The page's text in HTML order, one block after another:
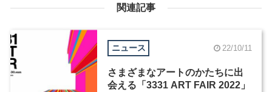
関連記事
ニュース 22/10/11
さまざまなアートのかたちに出
会える「3331 ART FAIR 2022」